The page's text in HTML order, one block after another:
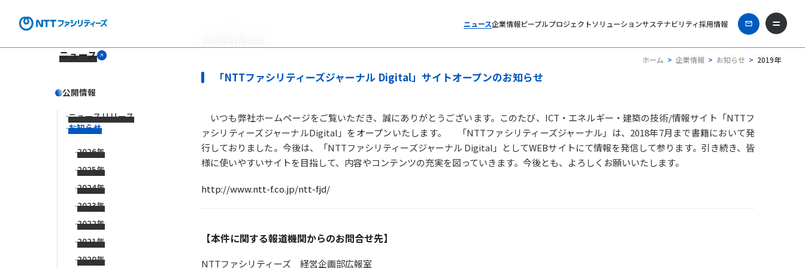
ニュース企業情報ピープルプロジェクトソリューションサステナビリティ採用情報
ホーム 企業情報 お知らせ 2019年
ニュース
公開情報
ニュースリリース
お知らせ
2026年
2025年
2024年
2023年
2022年
2021年
2020年
「NTTファシリティーズジャーナル Digital」サイトオープンのお知らせ
いつも弊社ホームページをご覧いただき、誠にありがとうございます。このたび、ICT・エネルギー・建築の技術/情報サイト「NTTフ
ァシリティーズジャーナルDigital」をオープンいたします。 「NTTファシリティーズジャーナル」は、2018年7月まで書籍において発
行しておりました。今後は、「NTTファシリティーズジャーナル Digital」としてWEBサイトにて情報を発信して参ります。引き続き、皆
様に使いやすいサイトを目指して、内容やコンテンツの充実を図っていきます。今後とも、よろしくお願いいたします。
http://www.ntt-f.co.jp/ntt-fjd/
【本件に関する報道機関からのお問合せ先】
NTTファシリティーズ 経営企画部広報室